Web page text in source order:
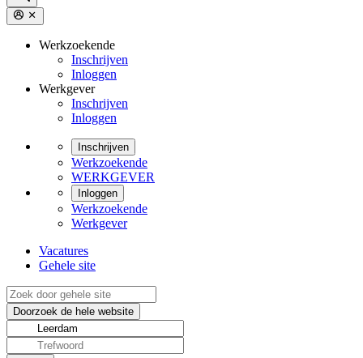
Werkzoekende
Inschrijven
Inloggen
Werkgever
Inschrijven
Inloggen
Inschrijven
Werkzoekende
WERKGEVER
Inloggen
Werkzoekende
Werkgever
Vacatures
Gehele site